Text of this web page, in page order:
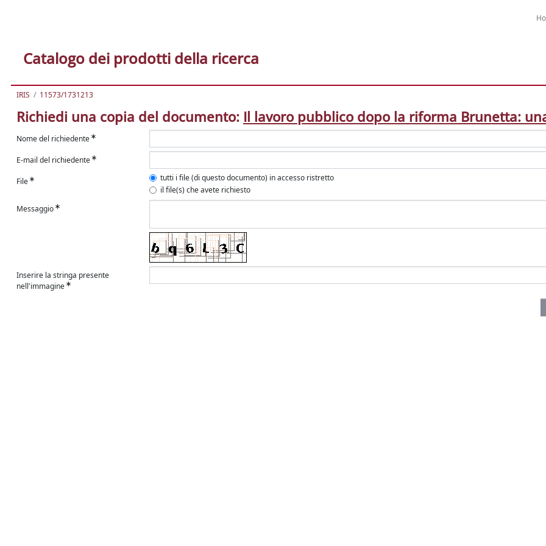
Catalogo dei prodotti della ricerca
IRIS 11573/1731213
Richiedi una copia del documento: Il lavoro pubblico dopo la riforma Brunetta:
Nome del richiedente
E-mail del richiedente
File
tutti i file (di questo documento) in accesso ristretto
il file(s) che avete richiesto
Messaggio
Inserire la stringa presente
nell'immagine